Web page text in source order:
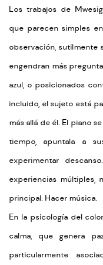
Los trabajos de
que parecen simples
observación, sutilmente
engendran más
azul, o posicionados
incluido, el sujeto está
más allá de él. El piano
tiempo, apuntala a
experimentar
experiencias múltiples,
principal: Hacer música.
En la psicología del
calma, que genera
particularmente